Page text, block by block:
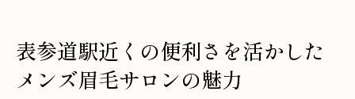
表参道駅近くの便利さを活かした
メンズ眉毛サロンの魅力